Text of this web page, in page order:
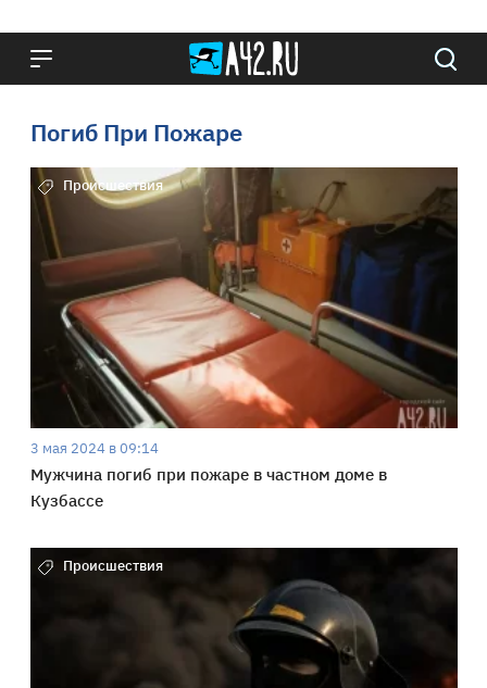
Погиб При Пожаре
Происшествия
3 мая 2024 в 09:14
Мужчина погиб при пожаре в частном доме в
Кузбассе
Происшествия